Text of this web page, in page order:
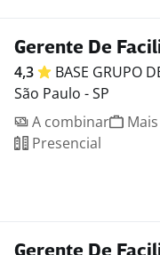
Gerente De
4,3 BASE GRUPO
São Paulo - SP
A combinar
Presencial